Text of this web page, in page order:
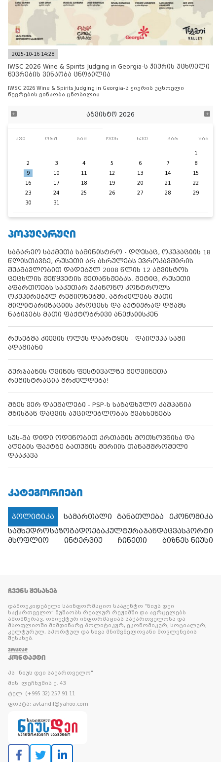
2025-10-16 14:28
IWSC 2026 Wine & Spirits Judging in Georgia-ს ჟიურის უცხოელი
წევრების ვინაობა ცნობილია
IWSC 2026 Wine & Spirits Judging in Georgia-ს ჟიურის უცხოელი
წევრების ვინაობა ცნობილია
აგვისტო 2026
კვი ორშ სამ ოთხ ხუთ პარ შაბ
1
2
3 4 5 6 7
8
9
10 11 12 13 14
15
16
17 18 19 20 21
22
23
24 25 26 27 28
29
30
31
ᲞᲝᲞᲣᲚᲐᲠᲣᲚᲘ
საგარეო საქმეთა სამინისტრო - დღესაც, ოკუპაციის 18
წლისთავზე, რუსეთი არ ასრულებს ევროკავშირის
შუამავლობით დადებულ 2008 წლის 12 აგვისტოს
ცეცხლის შეწყვეტის შეთანხმებას. მეტიც, რუსეთი
აფართოებს საკუთარ უკანონო კონტროლს
ოკუპირებულ რეგიონებში, აგრძელებს მათი
მილიტარიზაციის პროცესს და აქტიურად დგამს
ნაბიჯებს მათი ფაქტობრივი ანექსიისკენ
რუსებმა კიევის ოლქს დაარტყეს - დაიღუპა სამი
ადამიანი
გურჯაანის ღვინის ფესტივალზე მეღვინეთა
რეგისტრაცია გრძელდება!
მზეს ვერ დაემალები - PSP-ს საზაფხულო კამპანია
მზისგან დაცვის აუცილებლობას გვახსენებს
სუს-მა დიდი ოდენობით ქრთამის მოთხოვნისა და
აღების ფაქტზე ბათუმის მერიის თანამშრომელი
დააკავა
ᲙᲐᲢᲔᲒᲝᲠᲘᲔᲑᲘ
პოლიტიკა სამართალი განათლება
ეკონომიკა
სამხედროსაზოგადოებაკულტურაჯანდაცვასპორტი
მსოფლიო
ინტერვიუ ჩინეთი ბიზნეს ნიუსი
ᲩᲕᲔᲜᲡ ᲨᲔᲡᲐᲮᲔᲑ
დამოუკიდებელი საინფორმაციო სააგენტო “ნიუს დეი
საქართველო” მუშაობს რეალურ რეჟიმში და ავრცელებს
ამომწურავ, ობიექტურ ინფორმაციას საქართველოსა და
მსოფლიოში მიმდინარე პოლიტიკურ, ეკონომიკურ, სოციალურ,
კულტურულ, სპორტულ და სხვა მნიშვნელოვანი მოვლენების
შესახებ.
ᲕᲠᲪᲚᲐᲓ
ᲙᲝᲜᲢᲐᲥᲢᲘ
პს "ნიუს დეი საქართველო"
მის: ლეჩხუმის ქ. 43
ტელ: (+995 32) 257 91 11
ფოსტა: avtandil@yahoo.com